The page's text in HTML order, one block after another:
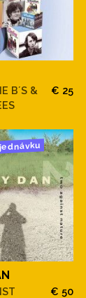
B´S &
€ 25
€ 50